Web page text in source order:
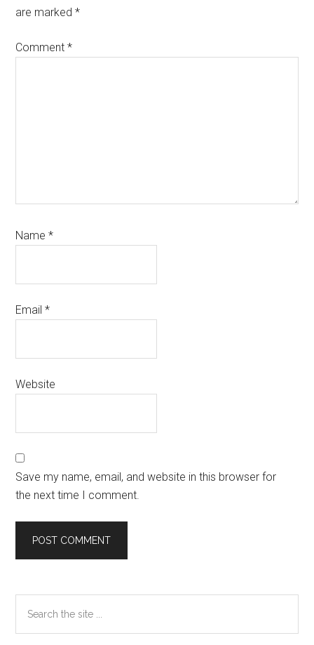
are marked*
Comment*
Name*
Email*
Website
Save my name, email, and website in this browser for
the next time I comment.
Primary
Sidebar
the